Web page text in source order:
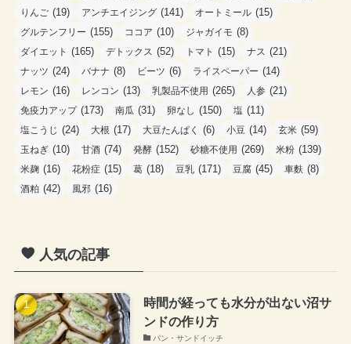
りんご (19) アンチエイジング (141) オートミール (15)
グルテンフリー (155) ココア (10) ジャガイモ (8)
ダイエット (165) デトックス (52) トマト (15) ナス (21)
ナッツ (24) バナナ (8) ビーツ (6) ライスペーパー (14)
レモン (16) レンコン (13) 乳製品不使用 (265) 人参 (21)
免疫力アップ(173) 南瓜 (31) 卵なし (150) 塩 (11)
塩こうじ (24) 大根 (17) 大豆たんぱく (6) 小豆 (14) 玄米 (59)
玉ねぎ (10) 甘酒 (74) 発酵 (152) 砂糖不使用 (269) 米粉 (139)
米麹 (16) 花粉症 (15) 葛 (18) 豆乳 (171) 豆腐 (45) 車麩 (8)
酒粕 (42) 風邪 (16)
人気の記事
時間が経っても水分が出ない沼サ
ンドの作り方
パン・サンドイッチ